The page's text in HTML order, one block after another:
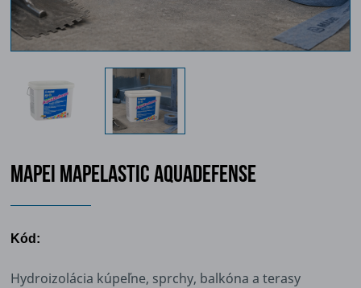
MAPEI MAPELASTIC AQUADEFENSE
Kód:
Hydroizolácia kúpeľne, sprchy, balkóna a terasy